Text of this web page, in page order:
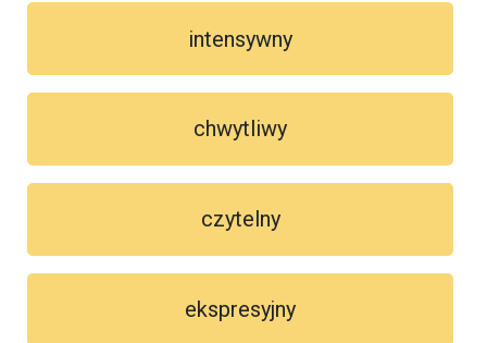
intensywny
chwytliwy
czytelny
ekspresyjny